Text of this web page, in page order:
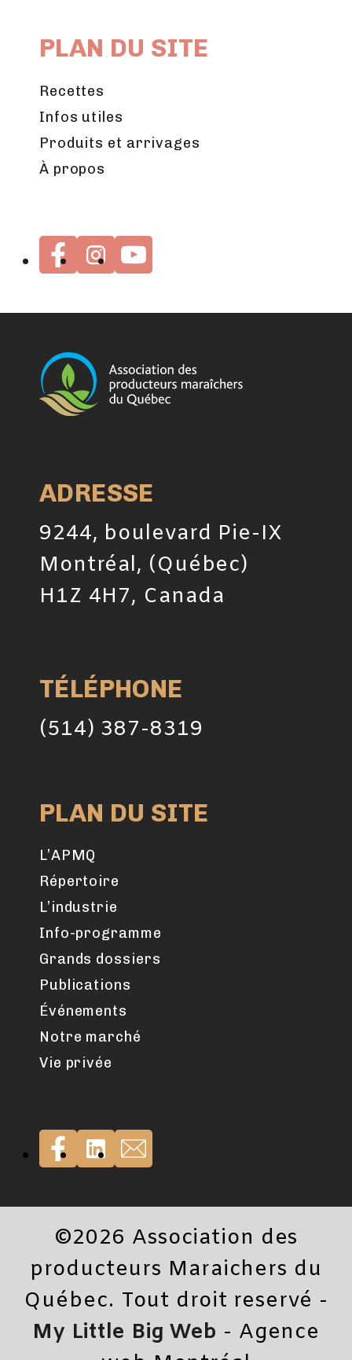
PLAN DU SITE
Recettes
Infos utiles
Produits et arrivages
À propos
ADRESSE
9244, boulevard Pie-IX
Montréal, (Québec)
H1Z 4H7, Canada
TÉLÉPHONE
(514) 387-8319
PLAN DU SITE
L’APMQ
Répertoire
L’industrie
Info-programme
Grands dossiers
Publications
Événements
Notre marché
Vie privée
©2026 Association des
producteurs Maraichers du
Québec. Tout droit reservé -
My Little Big Web - Agence